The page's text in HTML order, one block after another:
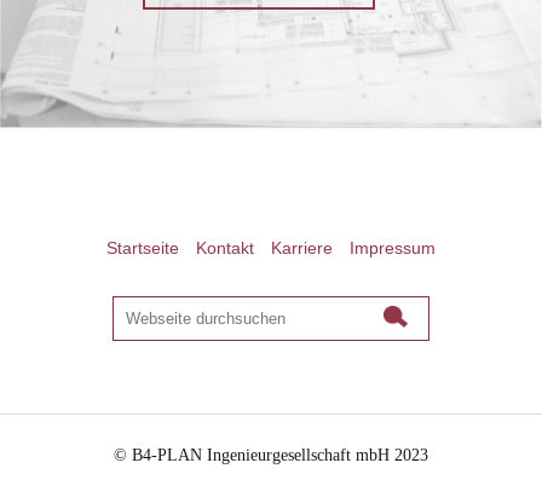
Startseite Kontakt Karriere Impressum
© B4-PLAN Ingenieurgesellschaft mbH 2023